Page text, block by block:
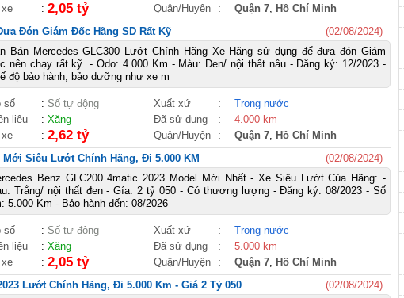
: 2,05 tỷ Quận/Huyện : Quận 7, Hồ Chí Minh
Đón Giám Đốc Hãng SD Rất Kỹ
(02/08/2024)
Bán Mercedes GLC300 Lướt Chính Hãng Xe Hãng sử dụng để đưa đón Giám
nên chạy rất kỹ. - Odo: 4.000 Km - Màu: Đen/ nội thất nâu - Đăng ký: 12/2023 -
độ bảo hành, bảo dưỡng như xe m
số : Số tự động Xuất xứ :
Trong nước
liệu
: Xăng Đã sử dụng :
4.000 km
: 2,62 tỷ Quận/Huyện : Quận 7, Hồ Chí Minh
Mới Siêu Lướt Chính Hãng, Đi 5.000 KM
(02/08/2024)
Benz GLC200 4matic 2023 Model Mới Nhất - Xe Siêu Lướt Của Hãng: -
Trắng/ nội thất đen - Gía: 2 tỷ 050 - Có thương lượng - Đăng ký: 08/2023 - Số
5.000 Km - Bảo hành đến: 08/2026
số : Số tự động Xuất xứ :
Trong nước
liệu
: Xăng Đã sử dụng :
5.000 km
: 2,05 tỷ Quận/Huyện : Quận 7, Hồ Chí Minh
Lướt Chính Hãng, Đi 5.000 Km - Giá 2 Tỷ 050
(02/08/2024)